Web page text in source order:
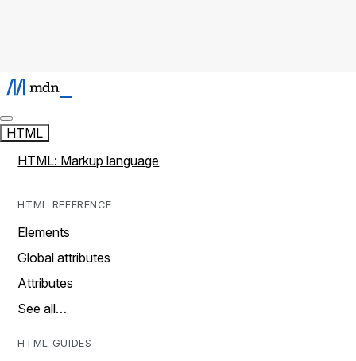
HTML
HTML: Markup language
HTML REFERENCE
Elements
Global attributes
Attributes
See all…
HTML GUIDES